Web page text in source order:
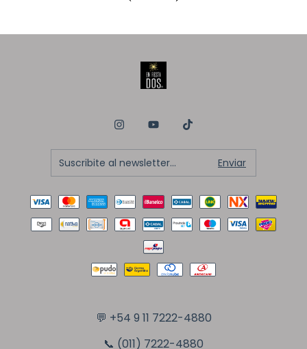
💬 +54 9 11 7222-4880
📞 (011) 7222-4880